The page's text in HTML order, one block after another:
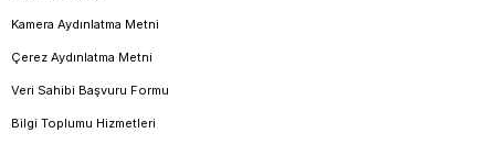
Kamera Aydınlatma Metni
Çerez Aydınlatma Metni
Veri Sahibi Başvuru Formu
Bilgi Toplumu Hizmetleri